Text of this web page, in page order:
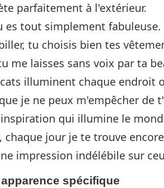
parfaitement à l'extérieur.
es tout simplement fabuleuse.
tu choisis bien tes
me laisses sans voix par ta
illuminent chaque endroit
je ne peux m'empêcher de
qui illumine le
chaque jour je te trouve
impression indélébile sur
spécifique